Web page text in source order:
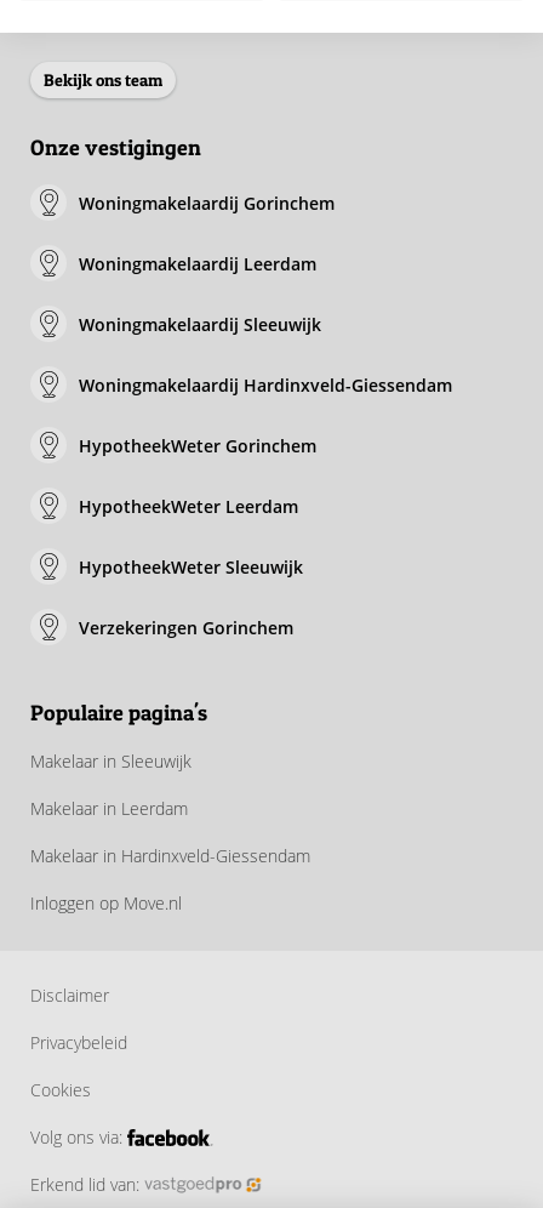
Bekijk ons team
Onze vestigingen
Woningmakelaardij Gorinchem
Woningmakelaardij Leerdam
Woningmakelaardij Sleeuwijk
Woningmakelaardij Hardinxveld-Giessendam
HypotheekWeter Gorinchem
HypotheekWeter Leerdam
HypotheekWeter Sleeuwijk
Verzekeringen Gorinchem
Populaire pagina's
Makelaar in Sleeuwijk
Makelaar in Leerdam
Makelaar in Hardinxveld-Giessendam
Inloggen op Move.nl
Disclaimer
Privacybeleid
Cookies
Volg ons via:
Erkend lid van: